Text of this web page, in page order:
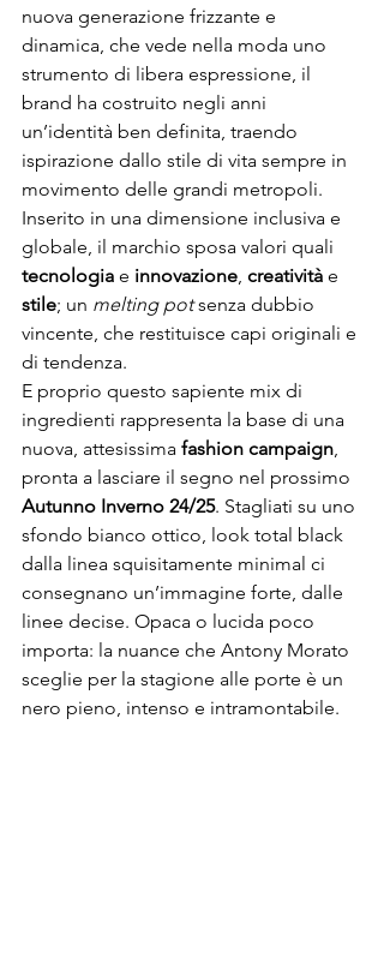
nuova generazione frizzante e
dinamica, che vede nella moda uno
strumento di libera espressione, il
brand ha costruito negli anni
un’identità ben definita, traendo
ispirazione dallo stile di vita sempre in
movimento delle grandi metropoli.
Inserito in una dimensione inclusiva e
globale, il marchio sposa valori quali
tecnologia e innovazione, creatività e
stile; un melting pot senza dubbio
vincente, che restituisce capi originali e
di tendenza.
E proprio questo sapiente mix di
ingredienti rappresenta la base di una
nuova, attesissima fashion campaign,
pronta a lasciare il segno nel prossimo
Autunno Inverno 24/25. Stagliati su uno
sfondo bianco ottico, look total black
dalla linea squisitamente minimal ci
consegnano un’immagine forte, dalle
linee decise. Opaca o lucida poco
importa: la nuance che Antony Morato
sceglie per la stagione alle porte è un
nero pieno, intenso e intramontabile.